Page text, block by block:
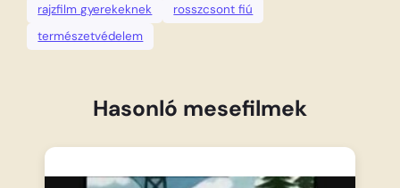
rajzfilm gyerekeknek
rosszcsont fiú
természetvédelem
Hasonló mesefilmek